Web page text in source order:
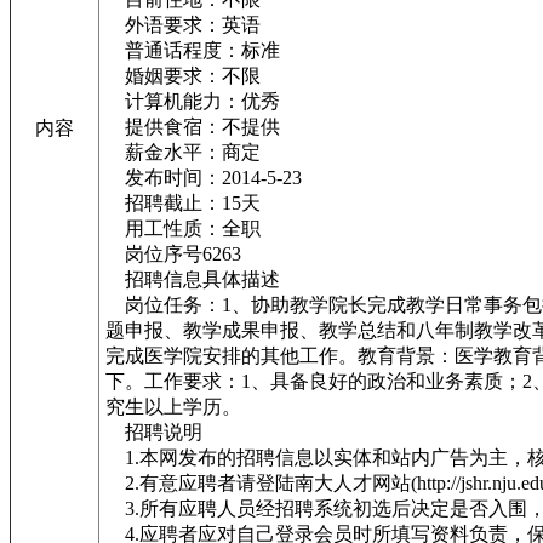
内容
外语要求：英语
普通话程度：标准
婚姻要求：不限
计算机能力：优秀
提供食宿：不提供
薪金水平：商定
发布时间：2014-5-23
招聘截止：15天
用工性质：全职
岗位序号6263
招聘信息具体描述
岗位任务：1、协助教学院长完成教学日常事务
题申报、教学成果申报、教学总结和八年制教学
完成医学院安排的其他工作。教育背景：医学教
下。工作要求：1、具备良好的政治和业务素质；
究生以上学历。
招聘说明
1.本网发布的招聘信息以实体和站内广告为主，
2.有意应聘者请登陆南大人才网站(http://
3.所有应聘人员经招聘系统初选后决定是否入围
4.应聘者应对自己登录会员时所填写资料负责，